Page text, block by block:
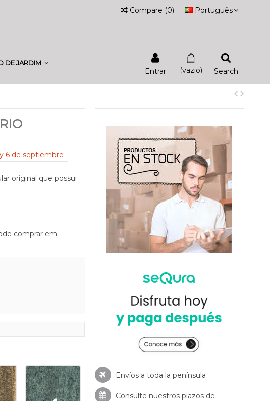
Português
Compare (0)
DE JARDIM
Search
(vazio)
Entrar
6 de septiembre
original que possui
comprar em
Envíos a toda la península
Consulte nuestros plazos de